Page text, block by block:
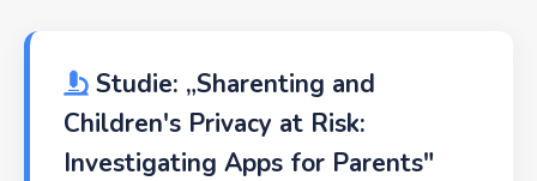
Studie: „Sharenting and
Children's Privacy at Risk:
Investigating Apps for Parents"